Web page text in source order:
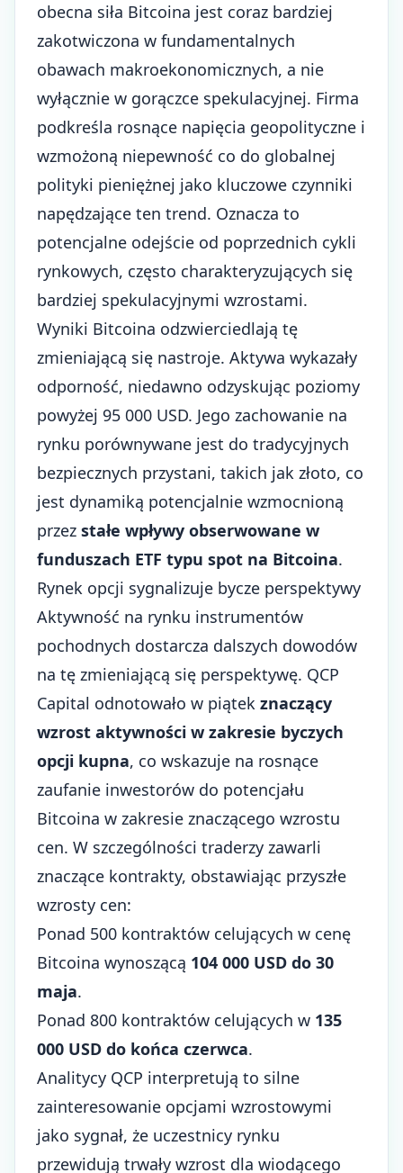
obecna siła Bitcoina jest coraz bardziej
zakotwiczona w fundamentalnych
obawach makroekonomicznych, a nie
wyłącznie w gorączce spekulacyjnej. Firma
podkreśla rosnące napięcia geopolityczne i
wzmożoną niepewność co do globalnej
polityki pieniężnej jako kluczowe czynniki
napędzające ten trend. Oznacza to
potencjalne odejście od poprzednich cykli
rynkowych, często charakteryzujących się
bardziej spekulacyjnymi wzrostami.
Wyniki Bitcoina odzwierciedlają tę
zmieniającą się nastroje. Aktywa wykazały
odporność, niedawno odzyskując poziomy
powyżej 95 000 USD. Jego zachowanie na
rynku porównywane jest do tradycyjnych
bezpiecznych przystani, takich jak złoto, co
jest dynamiką potencjalnie wzmocnioną
przez stałe wpływy obserwowane w
funduszach ETF typu spot na Bitcoina.
Rynek opcji sygnalizuje bycze perspektywy
Aktywność na rynku instrumentów
pochodnych dostarcza dalszych dowodów
na tę zmieniającą się perspektywę. QCP
Capital odnotowało w piątek znaczący
wzrost aktywności w zakresie byczych
opcji kupna, co wskazuje na rosnące
zaufanie inwestorów do potencjału
Bitcoina w zakresie znaczącego wzrostu
cen. W szczególności traderzy zawarli
znaczące kontrakty, obstawiając przyszłe
wzrosty cen:
Ponad 500 kontraktów celujących w cenę
Bitcoina wynoszącą 104 000 USD do 30
maja.
Ponad 800 kontraktów celujących w 135
000 USD do końca czerwca.
Analitycy QCP interpretują to silne
zainteresowanie opcjami wzrostowymi
jako sygnał, że uczestnicy rynku
przewidują trwały wzrost dla wiodącego